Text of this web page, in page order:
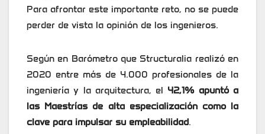
Para afrontar este importante reto, no se puede
perder de vista la opinión de los ingenieros.
Según en Barómetro que Structuralia realizó en
2020 entre más de 4.000 profesionales de la
ingeniería y la arquitectura, el 42,1% apuntó a
las Maestrías de alta especialización como la
clave para impulsar su empleabilidad.